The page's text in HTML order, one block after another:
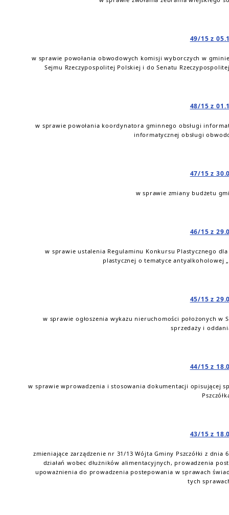
49/15 z
w sprawie powołania obwodowych komisji wyborczych w
Sejmu Rzeczypospolitej Polskiej i do Senatu
48/15 z
w sprawie powołania koordynatora gminnego obsługi
informatycznej obsługi
47/15 z
w sprawie zmiany budżetu
46/15 z
w sprawie ustalenia Regulaminu Konkursu Plastycznego
plastycznej o tematyce antyalkoholowej
45/15 z
w sprawie ogłoszenia wykazu nieruchomości położonych w
sprzedaży i
44/15 z
w sprawie wprowadzenia i stosowania dokumentacji opisującej
43/15 z
zmieniające zarządzenie nr 31/13 Wójta Gminy Pszczółki z
działań wobec dłużników alimentacyjnych, prowadzenia
upoważnienia do prowadzenia postepowania w sprawach
tych